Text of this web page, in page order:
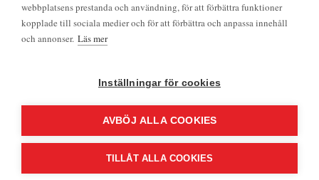
Lunchstängt 12.00–13.00.
Mejl:namnden@medieombudsmannen.se
webbplatsens prestanda och användning, för att förbättra funktioner
kopplade till sociala medier och för att förbättra och anpassa innehåll
och annonser. Läs mer
Inställningar för cookies
AVBÖJ ALLA COOKIES
TILLÅT ALLA COOKIES
CookieHub - Development mode